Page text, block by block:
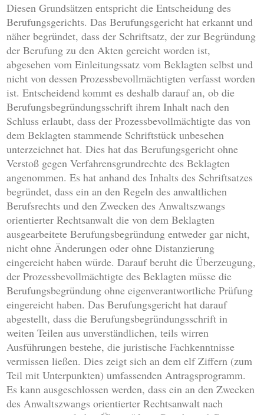
Diesen Grundsätzen entspricht die Entscheidung des
Berufungsgerichts. Das Berufungsgericht hat erkannt und
näher begründet, dass der Schriftsatz, der zur Begründung
der Berufung zu den Akten gereicht worden ist,
abgesehen vom Einleitungssatz vom Beklagten selbst und
nicht von dessen Prozessbevollmächtigten verfasst worden
ist. Entscheidend kommt es deshalb darauf an, ob die
Berufungsbegründungsschrift ihrem Inhalt nach den
Schluss erlaubt, dass der Prozessbevollmächtigte das von
dem Beklagten stammende Schriftstück unbesehen
unterzeichnet hat. Dies hat das Berufungsgericht ohne
Verstoß gegen Verfahrensgrundrechte des Beklagten
angenommen. Es hat anhand des Inhalts des Schriftsatzes
begründet, dass ein an den Regeln des anwaltlichen
Berufsrechts und den Zwecken des Anwaltszwangs
orientierter Rechtsanwalt die von dem Beklagten
ausgearbeitete Berufungsbegründung entweder gar nicht,
nicht ohne Änderungen oder ohne Distanzierung
eingereicht haben würde. Darauf beruht die Überzeugung,
der Prozessbevollmächtigte des Beklagten müsse die
Berufungsbegründung ohne eigenverantwortliche Prüfung
eingereicht haben. Das Berufungsgericht hat darauf
abgestellt, dass die Berufungsbegründungsschrift in
weiten Teilen aus unverständlichen, teils wirren
Ausführungen bestehe, die juristische Fachkenntnisse
vermissen ließen. Dies zeigt sich an dem elf Ziffern (zum
Teil mit Unterpunkten) umfassenden Antragsprogramm.
Es kann ausgeschlossen werden, dass ein an den Zwecken
des Anwaltszwangs orientierter Rechtsanwalt nach